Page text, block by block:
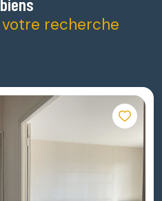
recherche